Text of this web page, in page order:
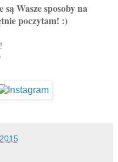
Wasze sposoby na
poczytam! :)